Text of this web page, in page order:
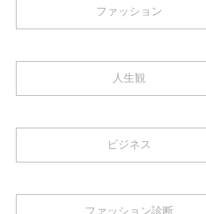
ファッション
人生観
ビジネス
ファッション診断